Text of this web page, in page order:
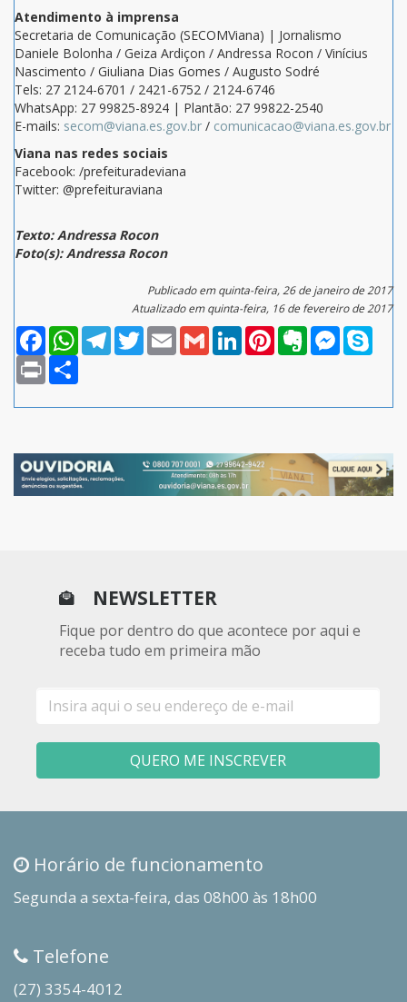
Atendimento à imprensa
Secretaria de Comunicação (SECOMViana) | Jornalismo
Daniele Bolonha / Geiza Ardiçon / Andressa Rocon / Vinícius
Nascimento / Giuliana Dias Gomes / Augusto Sodré
Tels: 27 2124-6701 / 2421-6752 / 2124-6746
WhatsApp: 27 99825-8924 | Plantão: 27 99822-2540
E-mails: secom@viana.es.gov.br / comunicacao@viana.es.gov.br
Viana nas redes sociais
Facebook: /prefeituradeviana
Twitter: @prefeituraviana
Texto: Andressa Rocon
Foto(s): Andressa Rocon
Publicado em quinta-feira, 26 de janeiro de 2017
Atualizado em quinta-feira, 16 de fevereiro de 2017
FacebookWhatsAppTelegramTwitterEmail Gmail LinkedInPinterestEvernoteMessenger
Print
NEWSLETTER
Fique por dentro do que acontece por aqui e
receba tudo em primeira mão
mail
QUERO ME INSCREVER
Horário de funcionamento
Segunda a sexta-feira, das 08h00 às 18h00
Telefone
(27) 3354-4012